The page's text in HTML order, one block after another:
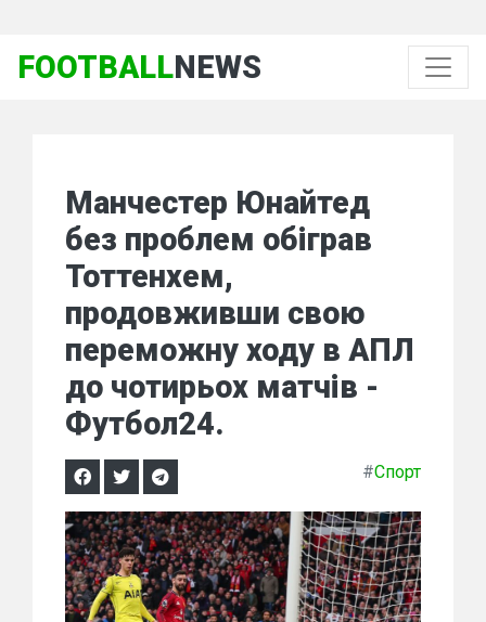
FOOTBALLNEWS
Манчестер Юнайтед
без проблем обіграв
Тоттенхем,
продовживши свою
переможну ходу в АПЛ
до чотирьох матчів -
Футбол24.
#Спорт